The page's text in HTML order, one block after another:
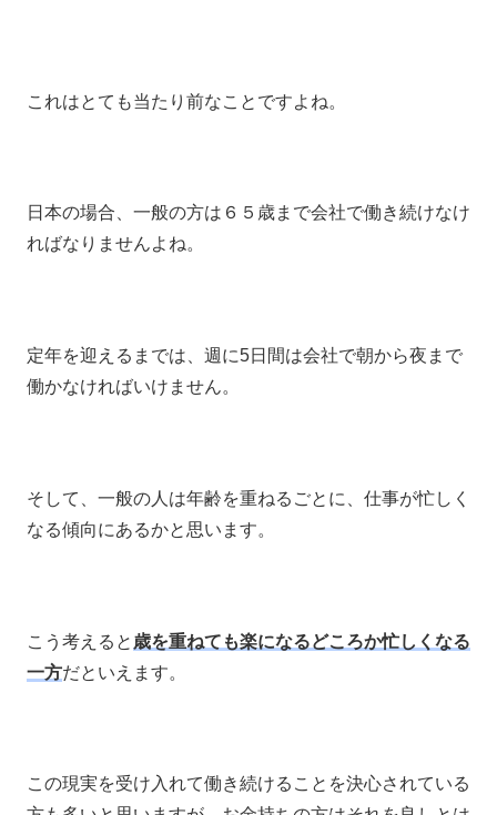
これはとても当たり前なことですよね。
日本の場合、一般の方は６５歳まで会社で働き続けなけ
ればなりませんよね。
定年を迎えるまでは、週に5日間は会社で朝から夜まで
働かなければいけません。
そして、一般の人は年齢を重ねるごとに、仕事が忙しく
なる傾向にあるかと思います。
こう考えると 歳を重ねても楽になるどころか忙しくなる
一方だといえます。
この現実を受け入れて働き続けることを決心されている